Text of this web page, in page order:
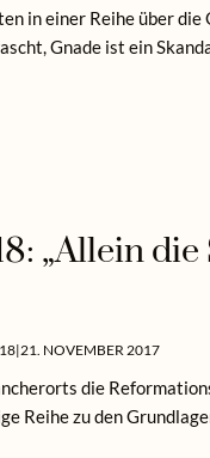
in einer Reihe über die
Gnade ist ein
„Allein
|21. NOVEMBER 2017
die
Reihe zu den